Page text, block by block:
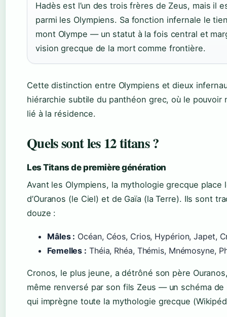
Hadès est l’un des trois frères de Zeus, mais il
parmi les Olympiens. Sa fonction infernale le
mont Olympe — un statut à la fois central et
vision grecque de la mort comme frontière.
Cette distinction entre Olympiens et dieux
hiérarchie subtile du panthéon grec, où le pouvoir
lié à la résidence.
Quels sont les 12 titans ?
Les Titans de première génération
Avant les Olympiens, la mythologie grecque place
d’Ouranos (le Ciel) et de Gaïa (la Terre). Ils sont
douze :
Mâles : Océan, Céos, Crios, Hypérion, Japet,
Femelles : Théia, Rhéa, Thémis, Mnémosyne,
Cronos, le plus jeune, a détrôné son père
même renversé par son fils Zeus — un schéma
qui imprègne toute la mythologie grecque